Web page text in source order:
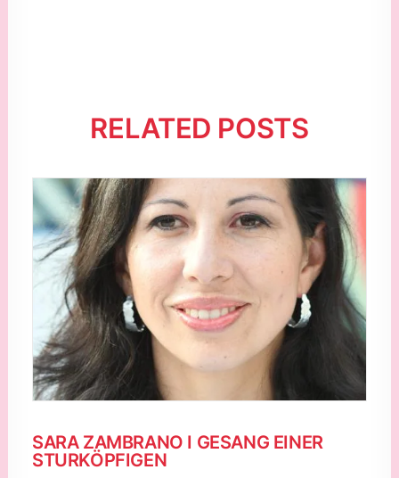
RELATED POSTS
SARA ZAMBRANO I GESANG EINER
STURKÖPFIGEN